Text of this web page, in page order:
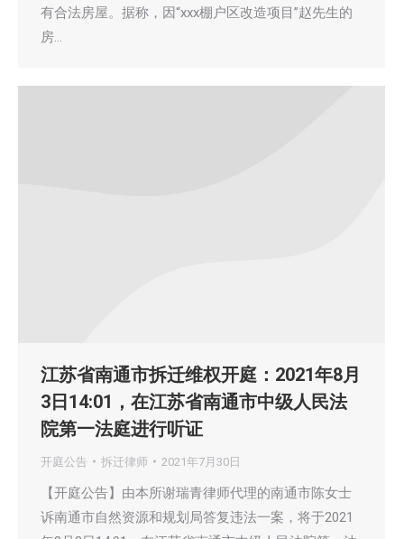
有合法房屋。据称，因“xxx棚户区改造项目”赵先生的
房…
江苏省南通市拆迁维权开庭：2021年8月
3日14:01，在江苏省南通市中级人民法
院第一法庭进行听证
开庭公告 拆迁律师 2021年7月30日
【开庭公告】由本所谢瑞青律师代理的南通市陈女士
诉南通市自然资源和规划局答复违法一案，将于2021